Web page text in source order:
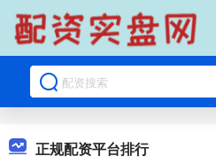
正规配资平台排行